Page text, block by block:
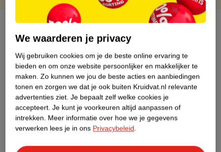
Over dit product
Etiketinformatie
Nature Impact Score
Dit product heeft (nog) geen Nature
Impact Score.
We waarderen je privacy
Wij gebruiken cookies om je de beste online ervaring te
bieden en om onze website persoonlijker en makkelijker te
maken. Zo kunnen we jou de beste acties en aanbiedingen
tonen en zorgen we dat je ook buiten Kruidvat.nl relevante
advertenties ziet. Je bepaalt zelf welke cookies je
accepteert. Je kunt je voorkeuren altijd aanpassen of
intrekken. Meer informatie over hoe we je gegevens
verwerken lees je in ons Privacybeleid.